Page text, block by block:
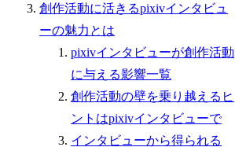
創作活動に活きるpixivインタビュ
ーの魅力とは
pixivインタビューが創作活動
に与える影響一覧
創作活動の壁を乗り越えるヒ
ントはpixivインタビューで
インタビューから得られる